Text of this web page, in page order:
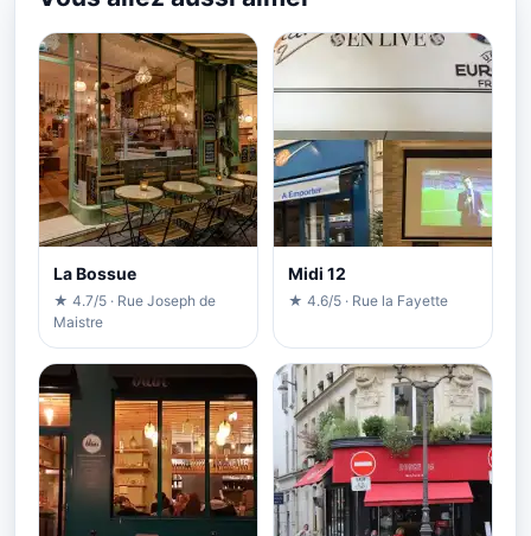
La Bossue
★ 4.7/5 · Rue Joseph de
Maistre
Midi 12
★ 4.6/5 · Rue la Fayette